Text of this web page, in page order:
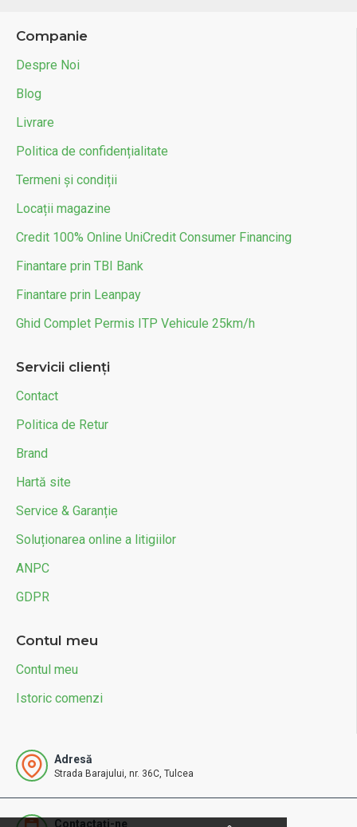
Companie
Despre Noi
Blog
Livrare
Politica de confidențialitate
Termeni și condiții
Locații magazine
Credit 100% Online UniCredit Consumer Financing
Finantare prin TBI Bank
Finantare prin Leanpay
Ghid Complet Permis ITP Vehicule 25km/h
Servicii clienți
Contact
Politica de Retur
Brand
Hartă site
Service & Garanție
Soluționarea online a litigiilor
ANPC
GDPR
Contul meu
Contul meu
Istoric comenzi
Adresă
Strada Barajului, nr. 36C, Tulcea
Contactați-ne